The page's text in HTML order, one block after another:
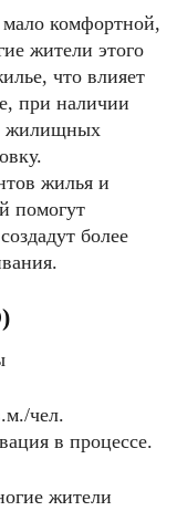
мало комфортной,
жители этого
что влияет
при наличии
жилищных
жилья и
помогут
более
чел.
в процессе.
жители